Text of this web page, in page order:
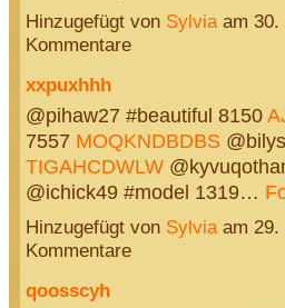
Hinzugefügt von Sylviaam 30.
Kommentare
xxpuxhhh
@pihaw27 #beautiful 8150
7557 MOQKNDBDBS
TIGAHCDWLW
@ichick49 #model 1319…
Hinzugefügt von Sylviaam 29.
Kommentare
qoosscyh